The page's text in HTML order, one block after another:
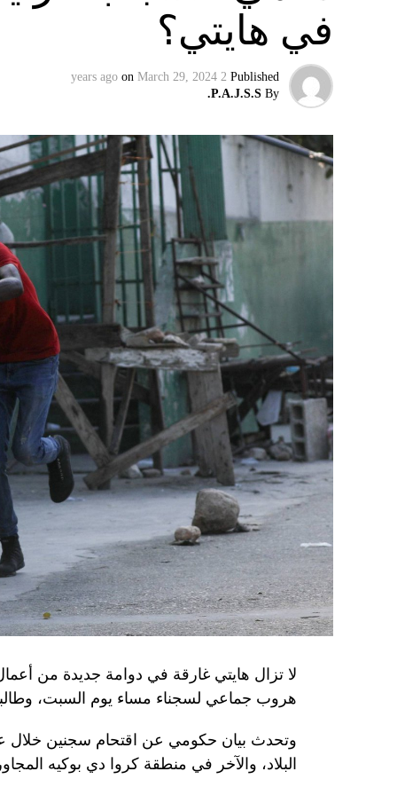
وفي تسجيل مصوّر قبل دقائق على توليته، وصفت
الرئيس الروسي، بالمخادع، مؤكدةً أن روسيا
إقليميّاً، أعلن الجيش البيلاروسي أنّه بدأ
بإعلان موسكو عن مناورات نووية وستكون
مينسك ستشمل على وجه الخصوص، أنظمة
في السياق، أشار رئيس أركان القوات
إطار هذا الحدث، تمّت إعادة نشر جزء من
«فور إنجاز عملية الانتشار هذه، سنستعرض
غير الاستراتيجية».
وفي أوكرانيا، فكّكت أجهزة الأمن شبكة من
يعدّون لاغتيال الرئيس الأوكراني»
الاستخبارات العسكرية كيريلو بودانوف، بناءً
ضابطَي أمن، مشيرةً إلى أن المشتبه فيهما
الأوكراني الذي يتولّى أمن المسؤولين
وذكرت الأجهزة أن هذه الشبكة كانت «تحت
المسؤولَين «نقلا معلومات سرّية» إلى روسيا،
جهاز أمن» زيلينسكي بهدف «احتجازه كرهينة
هذه الشبكة حصل على مسيّرات ومتفجّرات.
من جهة أخرى، انتقد الرئيس الصيني شي
إلى العاصمة بلغراد، حلف «الناتو»، على
1999، محذّراً من أن بكين «لن تسمح قط بتكرار حدث تاريخي مأسوي كهذا».
واصطحب الرئيس الفرنسي إيمانويل ماكرون شي
من زيارة دولة من شأنها أن تسمح بحوار
ووصل الزعيمان برفقة زوجتيهما بُعيد
متراً.
في هايتي؟
Published
2 years ago
on March 29, 2024
By
P.A.J.S.S.
لا تزال هايتي غارقة في دوامة جديدة من
هروب جماعي لسجناء مساء يوم السبت،
وتحدث بيان حكومي عن اقتحام سجنين خلال
البلاد، والآخر في منطقة كروا دي بوكيه